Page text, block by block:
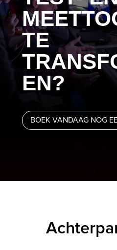
TE
EN?
BOEK VANDAAG NOG